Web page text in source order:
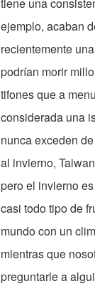
ejemplo, acaban
recientemente
podrían morir
tifones que a
considerada una
nunca exceden
al invierno,
pero el invierno
casi todo tipo de
mundo con un
mientras que
preguntarle a